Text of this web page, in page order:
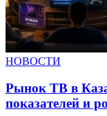
НОВОСТИ
Рынок ТВ в
показателей и